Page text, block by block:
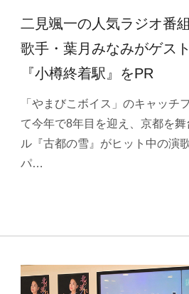
二見颯一の人気ラジオ番
歌手・葉月みなみがゲス
『小樽終着駅』をPR
「やまびこボイス」のキャッチ
て今年で8年目を迎え、京都を
ル『古都の雪』がヒット中の演
パ…